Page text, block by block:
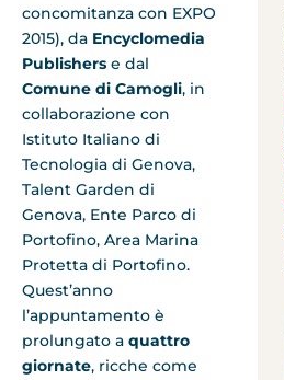
concomitanza con EXPO
2015), da Encyclomedia
Publishers e dal
Comune di Camogli, in
collaborazione con
Istituto Italiano di
Tecnologia di Genova,
Talent Garden di
Genova, Ente Parco di
Portofino, Area Marina
Protetta di Portofino.
Quest’anno
l’appuntamento è
prolungato a quattro
giornate, ricche come